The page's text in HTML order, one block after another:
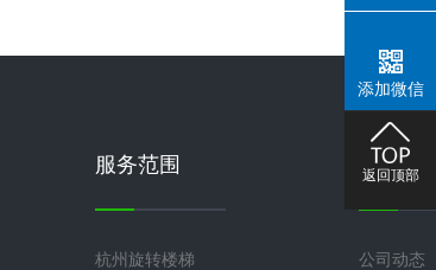
服务范围
杭州旋转楼梯
新闻中
公司动态
添加微信
返回顶部